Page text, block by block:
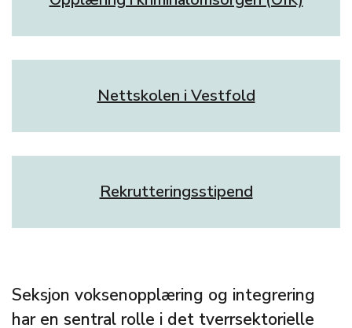
Nettskolen i Vestfold
Rekrutteringsstipend
Seksjon voksenopplæring og integrering
har en sentral rolle i det tverrsektorielle